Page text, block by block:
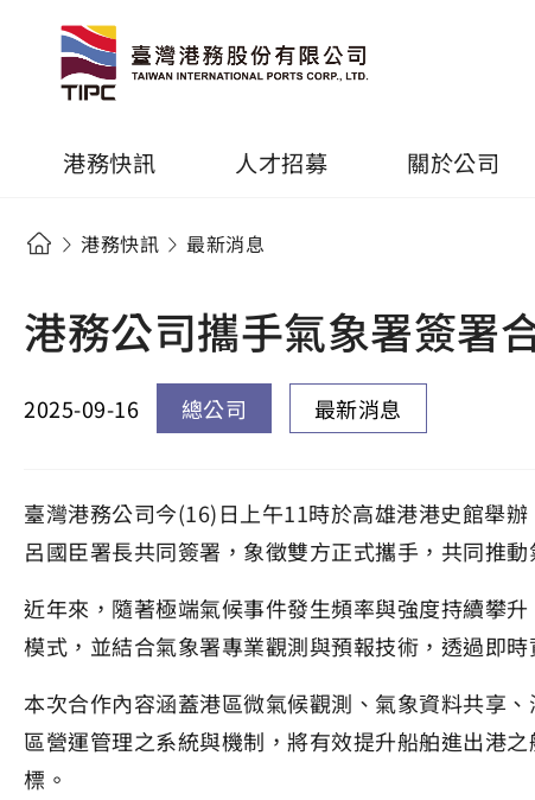
港務快訊 人才招募 關於公司
港務快訊 最新消息
港務公司攜手氣象署簽署
2025-09-16 總公司 最新消息
臺灣港務公司今(16)日上午11時於高雄港港史館舉
呂國臣署長共同簽署，象徵雙方正式攜手，共同推
近年來，隨著極端氣候事件發生頻率與強度持續攀
模式，並結合氣象署專業觀測與預報技術，透過即
本次合作內容涵蓋港區微氣候觀測、氣象資料共享
區營運管理之系統與機制，將有效提升船舶進出港
標。